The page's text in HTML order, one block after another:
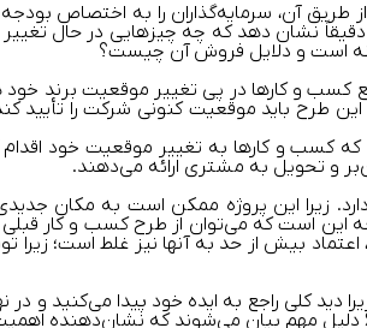
آن، سرمایه‌گذاران را به اختصاص
دقیقاً نشان دهد که چه چیزهایی در حال
است و دلایل فروش آن چیست؟
و ‌کارها در پی تغییر موقعیت برند خود
طرح باید موقعیت کنونی شرکت را تأیید
کسب‌ و کارها به تغییر موقعیت خود
و تحویل به مشتری ارائه می‌دهند.
این پروژه ممکن است به مکان جدیدی
است که می‌توان از طرح کسب ‌و کار قبلی
اعتماد بیش از حد به آنها نیز غلط
کلی راجع‌ به ایده خود پیدا می‌کنید و در